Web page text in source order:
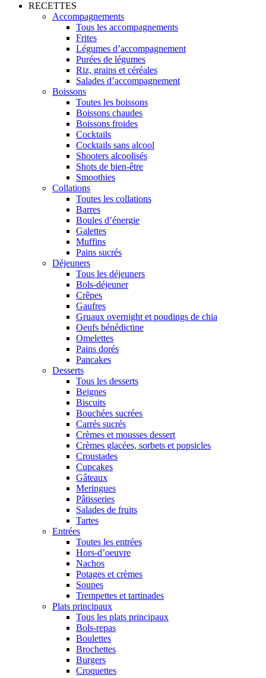
RECETTES
Accompagnements
Tous les accompagnements
Frites
Légumes d’accompagnement
Purées de légumes
Riz, grains et céréales
Salades d’accompagnement
Boissons
Toutes les boissons
Boissons chaudes
Boissons froides
Cocktails
Cocktails sans alcool
Shooters alcoolisés
Shots de bien-être
Smoothies
Collations
Toutes les collations
Barres
Boules d’énergie
Galettes
Muffins
Pains sucrés
Déjeuners
Tous les déjeuners
Bols-déjeuner
Crêpes
Gaufres
Gruaux overnight et poudings de chia
Oeufs bénédictine
Omelettes
Pains dorés
Pancakes
Desserts
Tous les desserts
Beignes
Biscuits
Bouchées sucrées
Carrés sucrés
Crèmes et mousses dessert
Crèmes glacées, sorbets et popsicles
Croustades
Cupcakes
Gâteaux
Meringues
Pâtisseries
Salades de fruits
Tartes
Entrées
Toutes les entrées
Hors-d’oeuvre
Nachos
Potages et crèmes
Soupes
Trempettes et tartinades
Plats principaux
Tous les plats principaux
Bols-repas
Boulettes
Brochettes
Burgers
Croquettes